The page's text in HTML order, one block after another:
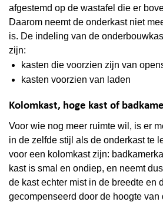
afgestemd op de wastafel die er
Daarom neemt de onderkast niet
is. De indeling van de
zijn:
kasten die voorzien zijn van
kasten voorzien van laden
Kolomkast, hoge kast of
Voor wie nog meer ruimte wil, is er
in de zelfde stijl als de onderkast te
voor een kolomkast zijn:
kast is smal en ondiep, en neemt
de kast echter mist in de breedte en
gecompenseerd door de hoogte van